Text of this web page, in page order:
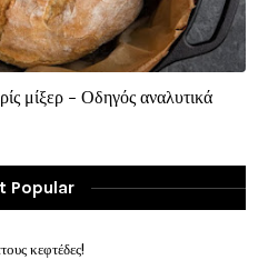
μίξερ - Οδηγός αναλυτικά
Popular
κεφτέδες!